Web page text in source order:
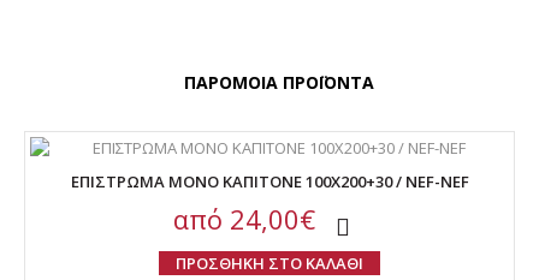
ΠΑΡΟΜΟΙΑ ΠΡΟΪΟΝΤΑ
ΕΠΙΣΤΡΩΜΑ ΜΟΝΟ ΚΑΠΙΤΟΝΕ 100Χ200+30 / NEF-NEF
από 24,00€
ΠΡΟΣΘΗΚΗ ΣΤΟ ΚΑΛΑΘΙ